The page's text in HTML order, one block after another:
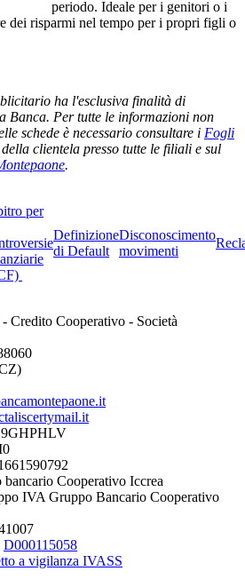
periodo. Ideale per i genitori o i
dei risparmi nel tempo per i propri figli o
ha l'esclusiva finalità di
Banca. Per tutte le informazioni non
schede è necessario consultare i Fogli
clientela presso tutte le filiali e sul
.
per
Definizione
di Default
Disconoscimento
movimenti
Credito Cooperativo - Società
9GHPHLV
Cooperativo Iccrea
IVA Gruppo Bancario Cooperativo
D000115058
a vigilanza IVASS